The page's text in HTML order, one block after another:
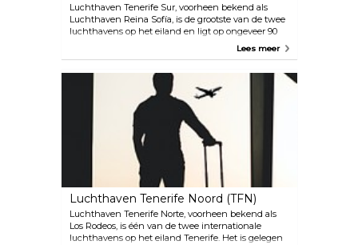
Luchthaven Tenerife Sur, voorheen bekend als
Luchthaven Reina Sofía, is de grootste van de twee
luchthavens op het eiland en ligt op ongeveer 90
kilometer afstand van de hoofdstad Santa Cruz. Er
tussen de luchthavens Tenerife Norte en Tenerife
Sur in slechts 50 minuten; - Buslijn 111 (nachtlijn
711) vaart tussen Santa Cruz, de luchthaven, Los
Cristianos en Costa Adeje; - Buslijn 415 verbindt El
Fraile, de luchthaven en San Isidro. Als tweede
drukste luchthaven van de Canarische eilanden
(na Gran Canaria, LPA) biedt de luchthaven
Tenerife Reina Sofía onderdak aan een groot aantal
grote Europese luchtvaartmaatschappijen en
bestemmingen, waaronder Air France, British
Airways, Finnair en Iberia.
Lees meer
Luchthaven Tenerife Noord (TFN)
Luchthaven Tenerife Norte, voorheen bekend als
Los Rodeos, is één van de twee internationale
luchthavens op het eiland Tenerife. Het is gelegen